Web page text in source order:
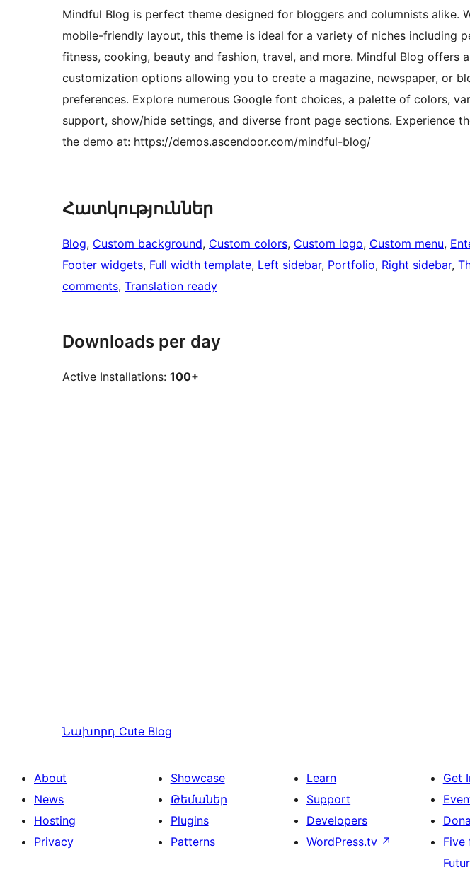
Mindful Blog is perfect theme designed for bloggers and columnists alike.
mobile-friendly layout, this theme is ideal for a variety of niches including
fitness, cooking, beauty and fashion, travel, and more. Mindful Blog offers
customization options allowing you to create a magazine, newspaper, or
preferences. Explore numerous Google font choices, a palette of colors,
support, show/hide settings, and diverse front page sections. Experience
the demo at: https://demos.ascendoor.com/mindful-blog/
Հատկություններ
Blog, Custom background, Custom colors, Custom logo, Custom menu,
Footer widgets, Full width template, Left sidebar, Portfolio, Right sidebar,
comments, Translation ready
Downloads per day
Active Installations: 100+
Նախորդ Cute Blog
About
News
Hosting
Privacy
Showcase
Թեմաներ
Plugins
Patterns
Learn
Support
Developers
WordPress.tv ↗
Get
Five